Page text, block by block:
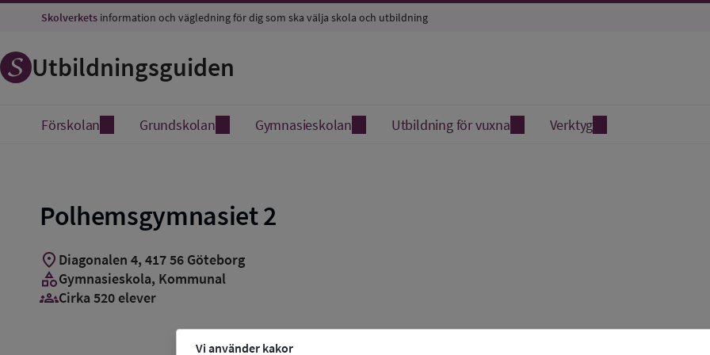
Vi använder kakor
Skolverkets information och vägledning för dig som ska välja skola och utbildning
Utbildningsguiden
Förskolan Grundskolan Gymnasieskolan Utbildning för vuxna Verktyg
Polhemsgymnasiet 2
location_on Diagonalen 4, 41756 Göteborg
categoryGymnasieskola, Kommunal
groups_3Cirka 520 elever